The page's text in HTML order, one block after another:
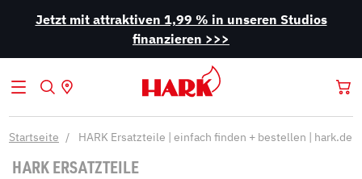
Jetzt mit attraktiven 1,99 % in unseren Studios
finanzieren >>>
Startseite HARK Ersatzteile | einfach finden + bestellen | hark.de
HARK ERSATZTEILE